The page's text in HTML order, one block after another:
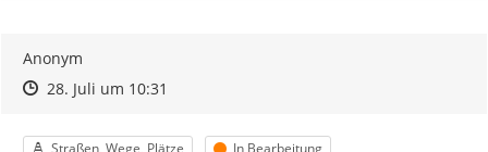
Anonym
Zeitpunkt des Erstellens
Zeitpunkt des Erstellens
28. Juli um 10:31
Kategorie
Straßen, Wege, Plätze Status
In Bearbeitung